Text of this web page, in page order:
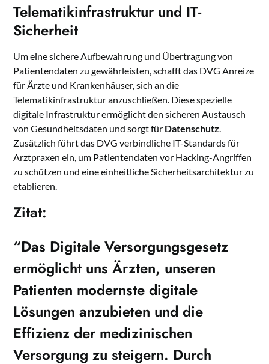
Telematikinfrastruktur und IT-
Sicherheit
Um eine sichere Aufbewahrung und Übertragung von
Patientendaten zu gewährleisten, schafft das DVG Anreize
für Ärzte und Krankenhäuser, sich an die
Telematikinfrastruktur anzuschließen. Diese spezielle
digitale Infrastruktur ermöglicht den sicheren Austausch
von Gesundheitsdaten und sorgt für Datenschutz.
Zusätzlich führt das DVG verbindliche IT-Standards für
Arztpraxen ein, um Patientendaten vor Hacking-Angriffen
zu schützen und eine einheitliche Sicherheitsarchitektur zu
etablieren.
Zitat:
“Das Digitale Versorgungsgesetz
ermöglicht uns Ärzten, unseren
Patienten modernste digitale
Lösungen anzubieten und die
Effizienz der medizinischen
Versorgung zu steigern. Durch